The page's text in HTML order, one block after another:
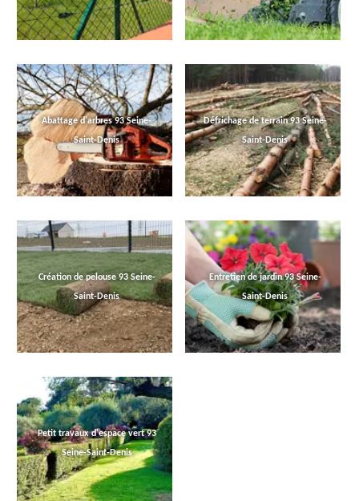
Abattage d'arbres 93 Seine-
Saint-Denis
Défrichage de terrain 93 Seine-
Saint-Denis
Création de pelouse 93 Seine-
Saint-Denis
Entretien de jardin 93 Seine-
Saint-Denis
Petit travaux d'espace vert 93
Seine-Saint-Denis